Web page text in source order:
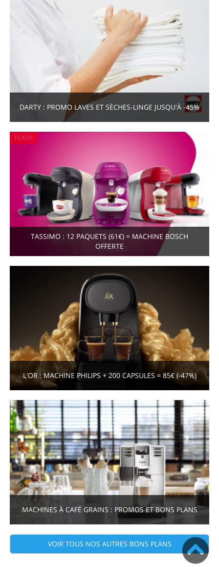
DARTY : PROMO LAVES ET SÈCHES-LINGE JUSQU'À -45%
FLASH
TASSIMO : 12 PAQUETS (61€) = MACHINE BOSCH
OFFERTE
L'OR : MACHINE PHILIPS + 200 CAPSULES = 85€ (-47%)
MACHINES À CAFÉ GRAINS : PROMOS ET BONS PLANS
VOIR TOUS NOS AUTRES BONS PLANS